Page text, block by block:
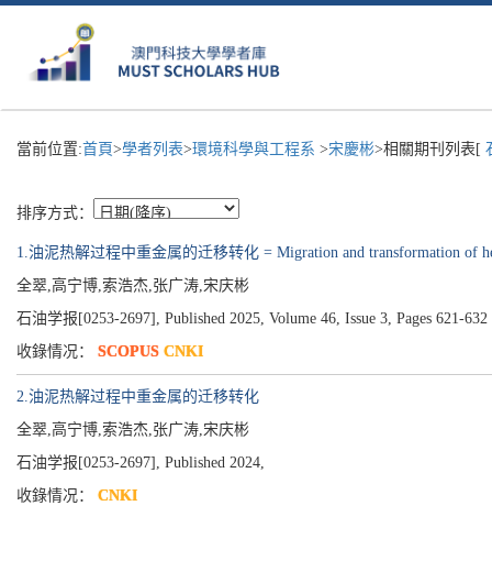
當前位置:首頁>學者列表>環境科學與工程系 >宋慶彬>相關期刊列表[
排序方式：
1.油泥热解过程中重金属的迁移转化 = Migration and transformation of
全翠,高宁博,索浩杰,张广涛,宋庆彬
石油学报[0253-2697], Published 2025, Volume 46, Issue 3, Pages 621-632
收錄情况： SCOPUS CNKI
2.油泥热解过程中重金属的迁移转化
全翠,高宁博,索浩杰,张广涛,宋庆彬
石油学报[0253-2697], Published 2024,
收錄情况： CNKI